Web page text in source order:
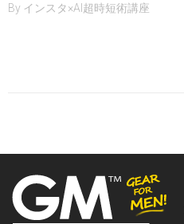
By インスタ×AI超時短術講座